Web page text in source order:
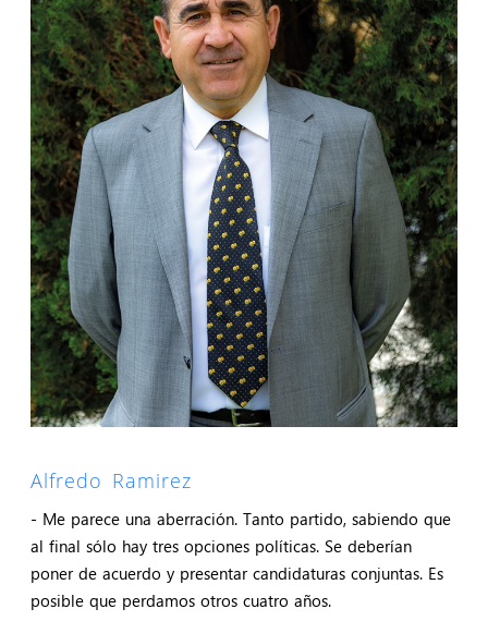
Alfredo Ramirez
- Me parece una aberración. Tanto partido, sabiendo que
al final sólo hay tres opciones políticas. Se deberían
poner de acuerdo y presentar candidaturas conjuntas. Es
posible que perdamos otros cuatro años.